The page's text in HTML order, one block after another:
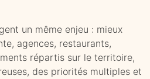
un même enjeu : mieux
agences, restaurants,
répartis sur le territoire,
des priorités multiples et